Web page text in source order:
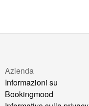
Azienda
Informazioni su
Bookingmood